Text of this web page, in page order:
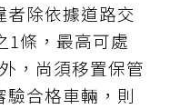
者除依據道路交
1條，最高可處
，尚須移置保管
合格車輛，則